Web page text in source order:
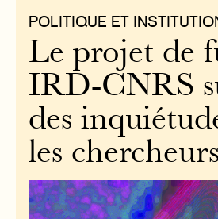
POLITIQUE ET
Le projet de
IRD-CNRS
des
les chercheurs